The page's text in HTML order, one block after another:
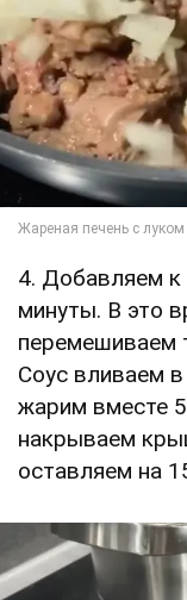
4. Добавляем к
минуты. В это
перемешиваем
Соус вливаем
жарим вместе
накрываем
оставляем на